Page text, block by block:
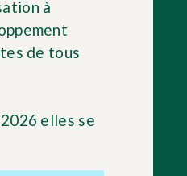
à
de tous
2026 elles se